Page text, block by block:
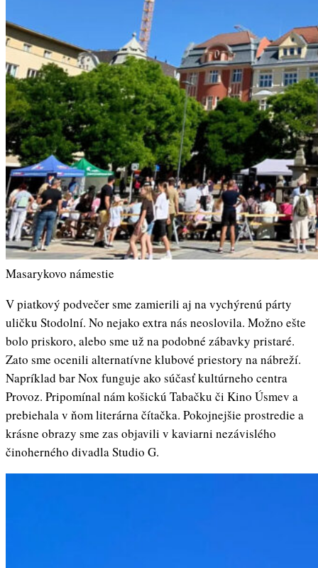
Masarykovo námestie
V piatkový podvečer sme zamierili aj na vychýrenú párty
uličku Stodolní. No nejako extra nás neoslovila. Možno ešte
bolo priskoro, alebo sme už na podobné zábavky pristaré.
Zato sme ocenili alternatívne klubové priestory na nábreží.
Napríklad bar Nox funguje ako súčasť kultúrneho centra
Provoz. Pripomínal nám košickú Tabačku či Kino Úsmev a
prebiehala v ňom literárna čítačka. Pokojnejšie prostredie a
krásne obrazy sme zas objavili v kaviarni nezávislého
činoherného divadla Studio G.